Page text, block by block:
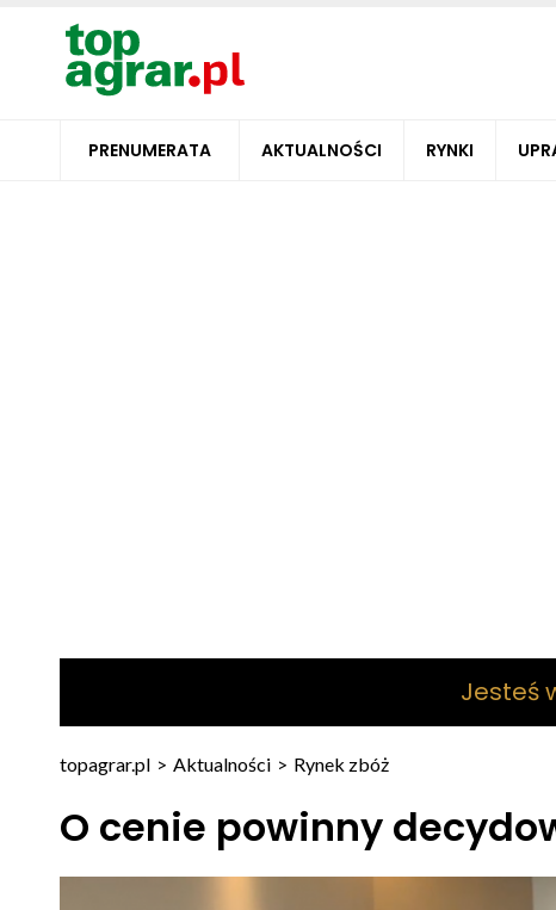
PRENUMERATA AKTUALNOŚCI RYNKI
Jesteś
topagrar.pl > Aktualności > Rynek zbóż
O cenie powinny